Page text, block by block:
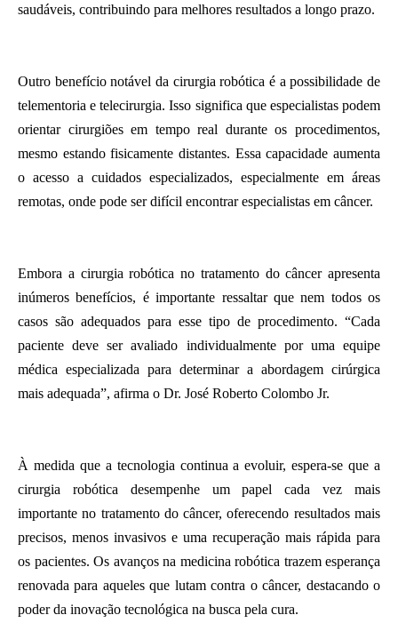
saudáveis, contribuindo para melhores resultados a longo prazo.
Outro benefício notável da cirurgia robótica é a possibilidade de
telementoria e telecirurgia. Isso significa que especialistas podem
orientar cirurgiões em tempo real durante os procedimentos,
mesmo estando fisicamente distantes. Essa capacidade aumenta
o acesso a cuidados especializados, especialmente em áreas
remotas, onde pode ser difícil encontrar especialistas em câncer.
Embora a cirurgia robótica no tratamento do câncer apresenta
inúmeros benefícios, é importante ressaltar que nem todos os
casos são adequados para esse tipo de procedimento. “Cada
paciente deve ser avaliado individualmente por uma equipe
médica especializada para determinar a abordagem cirúrgica
mais adequada”, afirma o Dr. José Roberto Colombo Jr.
À medida que a tecnologia continua a evoluir, espera-se que a
cirurgia robótica desempenhe um papel cada vez mais
importante no tratamento do câncer, oferecendo resultados mais
precisos, menos invasivos e uma recuperação mais rápida para
os pacientes. Os avanços na medicina robótica trazem esperança
renovada para aqueles que lutam contra o câncer, destacando o
poder da inovação tecnológica na busca pela cura.